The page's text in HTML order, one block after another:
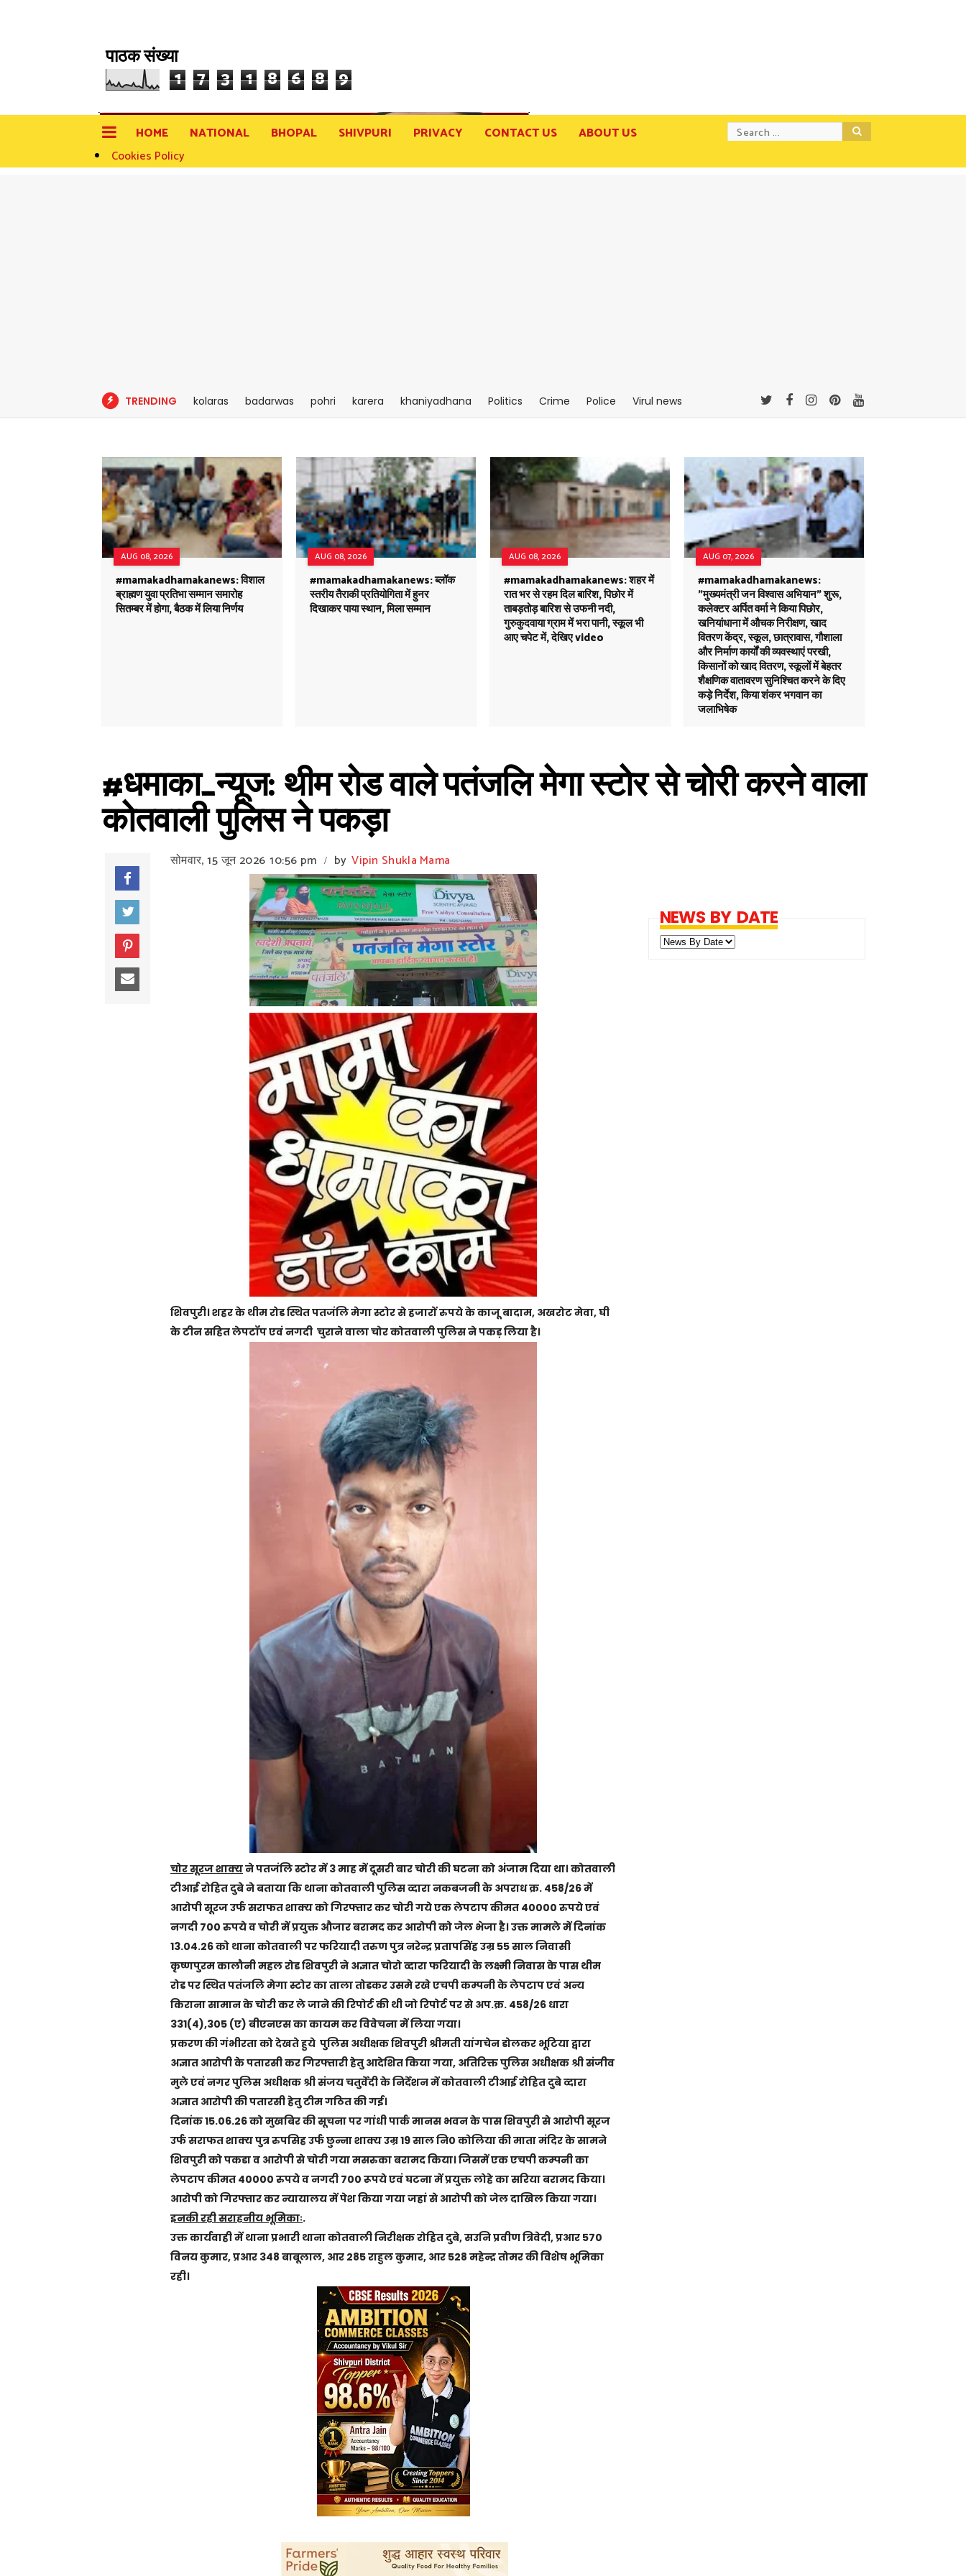
पाठक संख्या
1 7 3 1 8 6 8 9
HOME NATIONAL BHOPAL SHIVPURI PRIVACY CONTACT US
ABOUT US
Cookies Policy
TRENDING kolaras badarwas pohri karera khaniyadhana Politics Crime Police Virul news
AUG 08, 2026
#mamakadhamakanews: विशाल
ब्राह्मण युवा प्रतिभा सम्मान समारोह
सितम्बर में होगा, बैठक में लिया निर्णय
AUG 08, 2026
#mamakadhamakanews: ब्लॉक
स्तरीय तैराकी प्रतियोगिता में हुनर
दिखाकर पाया स्थान, मिला सम्मान
AUG 08, 2026
#mamakadhamakanews: शहर में
रात भर से रहम दिल बारिश, पिछोर में
ताबड़तोड़ बारिश से उफनी नदी,
गुरुकुदवाया ग्राम में भरा पानी, स्कूल भी
आए चपेट में, देखिए video
AUG 07, 2026
#mamakadhamakanews:
"मुख्यमंत्री जन विश्वास अभियान" शुरू,
कलेक्टर अर्पित वर्मा ने किया पिछोर,
खनियांधाना में औचक निरीक्षण, खाद
वितरण केंद्र, स्कूल, छात्रावास, गौशाला
और निर्माण कार्यों की व्यवस्थाएं परखी,
किसानों को खाद वितरण, स्कूलों में बेहतर
शैक्षणिक वातावरण सुनिश्चित करने के दिए
कड़े निर्देश, किया शंकर भगवान का
जलाभिषेक
#धमाका_न्यूज: थीम रोड वाले पतंजलि मेगा स्टोर से चोरी करने वाला
कोतवाली पुलिस ने पकड़ा
सोमवार, 15 जून 2026 10:56 pm / by Vipin Shukla Mama
शिवपुरी। शहर के थीम रोड स्थित पतजंलि मेगा स्टोर से हजारों रुपये के काजू बादाम, अखरोट मेवा, घी
के टीन सहित लेपटॉप एवं नगदी चुराने वाला चोर कोतवाली पुलिस ने पकड़ लिया है।
चोर सूरज शाक्यने पतजंलि स्टोर में 3 माह में दूसरी बार चोरी की घटना को अंजाम दिया था। कोतवाली
टीआई रोहित दुबे ने बताया कि थाना कोतवाली पुलिस व्दारा नकबजनी के अपराध क्र. 458/26 में
आरोपी सूरज उर्फ सराफत शाक्य को गिरफ्तार कर चोरी गये एक लेपटाप कीमत 40000 रुपये एवं
नगदी 700 रुपये व चोरी में प्रयुक्त औजार बरामद कर आरोपी को जेल भेजा है। उक्त मामले में दिनांक
13.04.26 को थाना कोतवाली पर फरियादी तरुण पुत्र नरेन्द्र प्रतापसिंह उम्र 55 साल निवासी
कृष्णपुरम कालौनी महल रोड शिवपुरी ने अज्ञात चोरो व्दारा फरियादी के लक्ष्मी निवास के पास थीम
रोड पर स्थित पतंजलि मेगा स्टोर का ताला तोडकर उसमे रखे एचपी कम्पनी के लेपटाप एवं अन्य
किराना सामान के चोरी कर ले जाने की रिपोर्ट की थी जो रिपोर्ट पर से अप.क्र. 458/26 धारा
331(4),305 (ए) बीएनएस का कायम कर विवेचना में लिया गया।
प्रकरण की गंभीरता को देखते हुये पुलिस अधीक्षक शिवपुरी श्रीमती यांगचेन डोलकर भूटिया द्वारा
अज्ञात आरोपी के पतारसी कर गिरफ्तारी हेतु आदेशित किया गया, अतिरिक्त पुलिस अधीक्षक श्री संजीव
मुले एवं नगर पुलिस अधीक्षक श्री संजय चतुर्वेदी के निर्देशन में कोतवाली टीआई रोहित दुबे व्दारा
अज्ञात आरोपी की पतारसी हेतु टीम गठित की गई।
दिनांक 15.06.26 को मुखबिर की सूचना पर गांधी पार्क मानस भवन के पास शिवपुरी से आरोपी सूरज
उर्फ सराफत शाक्य पुत्र रुपसिह उर्फ छुन्ना शाक्य उम्र 19 साल नि0 कोलिया की माता मंदिर के सामने
शिवपुरी को पकडा व आरोपी से चोरी गया मसरुका बरामद किया। जिसमें एक एचपी कम्पनी का
लेपटाप कीमत 40000 रुपये व नगदी 700 रूपये एवं घटना में प्रयुक्त लोहे का सरिया बरामद किया।
आरोपी को गिरफ्तार कर न्यायालय में पेश किया गया जहां से आरोपी को जेल दाखिल किया गया।
इनकी रही सराहनीय भूमिकाः.
उक्त कार्यवाही में थाना प्रभारी थाना कोतवाली निरीक्षक रोहित दुबे, सउनि प्रवीण त्रिवेदी, प्रआर 570
विनय कुमार, प्रआर 348 बाबूलाल, आर 285 राहुल कुमार, आर 528 महेन्द्र तोमर की विशेष भूमिका
रही।
NEWS BY DATE